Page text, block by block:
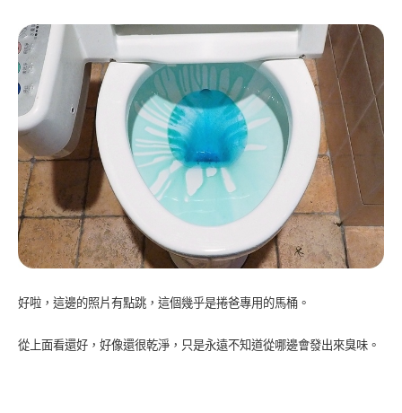
好啦，這邊的照片有點跳，這個幾乎是捲爸專用的馬桶。
從上面看還好，好像還很乾淨，只是永遠不知道從哪邊會發出來臭味。